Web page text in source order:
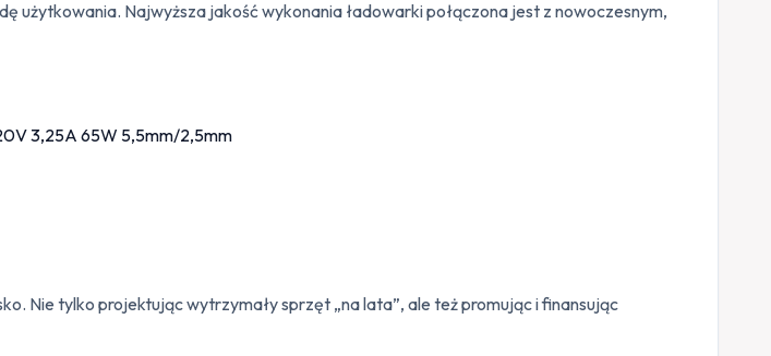
Najwyższa jakość wykonania ładowarki połączona jest z nowoczesnym,
Nie tylko projektując wytrzymały sprzęt „na lata”, ale też promując i finansując